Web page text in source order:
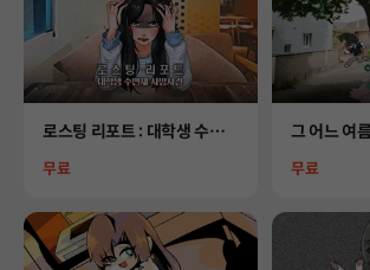
Product
로스팅 리포트 : 대학생 수면
Price
무료
Product
그 어느 여
Price
무료